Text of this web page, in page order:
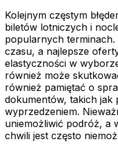
Kolejnym częstym
biletów lotniczych i
popularnych terminach.
czasu, a najlepsze
elastyczności w
również może
również pamiętać o
dokumentów, takich jak
wyprzedzeniem.
uniemożliwić podróż, a
chwili jest często